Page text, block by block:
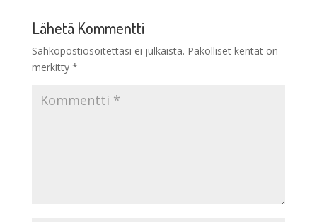
Lähetä Kommentti
Sähköpostiosoitettasi ei julkaista. Pakolliset kentät on
merkitty *